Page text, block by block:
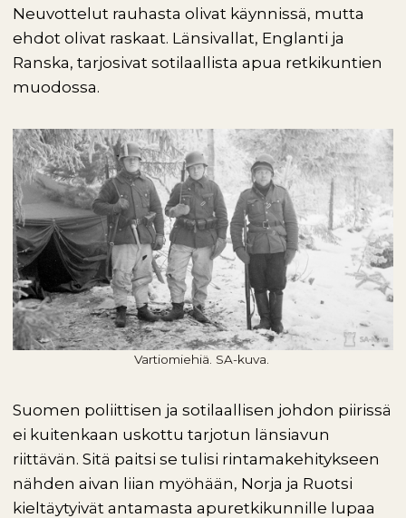
Neuvottelut rauhasta olivat käynnissä, mutta
ehdot olivat raskaat. Länsivallat, Englanti ja
Ranska, tarjosivat sotilaallista apua retkikuntien
muodossa.
Vartiomiehiä. SA-kuva.
Suomen poliittisen ja sotilaallisen johdon piirissä
ei kuitenkaan uskottu tarjotun länsiavun
riittävän. Sitä paitsi se tulisi rintamakehitykseen
nähden aivan liian myöhään, Norja ja Ruotsi
kieltäytyivät antamasta apuretkikunnille lupaa